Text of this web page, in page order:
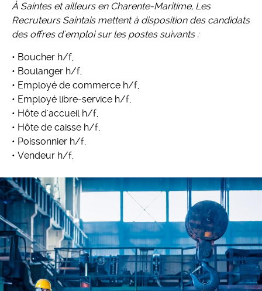
À Saintes et ailleurs en Charente-Maritime, Les
Recruteurs Saintais mettent à disposition des candidats
des offres d'emploi sur les postes suivants :
• Boucher h/f,
• Boulanger h/f,
• Employé de commerce h/f,
• Employé libre-service h/f,
• Hôte d'accueil h/f,
• Hôte de caisse h/f,
• Poissonnier h/f,
• Vendeur h/f,